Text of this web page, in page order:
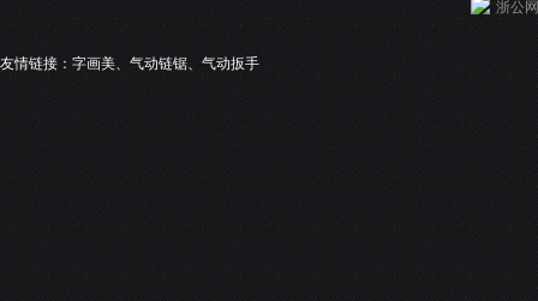
浙公
友情链接： 字画美、 气动链锯、 气动扳手